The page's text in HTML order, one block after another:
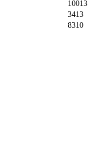
10013
3413
8310